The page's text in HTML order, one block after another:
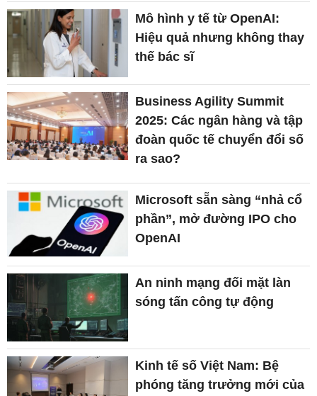
Mô hình y tế từ OpenAI:
Hiệu quả nhưng không thay
thế bác sĩ
Business Agility Summit
2025: Các ngân hàng và tập
đoàn quốc tế chuyển đổi số
ra sao?
Microsoft sẵn sàng “nhả cổ
phần”, mở đường IPO cho
OpenAI
An ninh mạng đối mặt làn
sóng tấn công tự động
Kinh tế số Việt Nam: Bệ
phóng tăng trưởng mới của